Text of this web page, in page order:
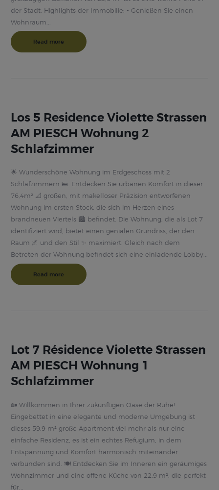
der Stadt. Highlights der Immobilie: - Genießen Sie einen
Wohnraum...
Read more
Los 5 Residence Violette Strassen
AM PIESCH Wohnung 2
Schlafzimmer
🌟 Wunderschöne Wohnung im Erdgeschoss mit 2
Schlafzimmern 🛌. Entdecken Sie urbanen Komfort in dieser
76,4m² 📐 großen, mit makelloser Präzision entworfenen
Wohnung im ersten Stock, die sich im Herzen eines
brandneuen Viertels 🏙️ befindet. Die Wohnung, die als Lot 7
identifiziert wird, bietet einen genialen Grundriss, der den
Raum 🌌 und den Stil ✨ maximiert. Gleich nach dem
Betreten der Wohnung befindet sich eine einladende Lobby...
Read more
Lot 7 Résidence Violette Strassen
AM PIESCH Wohnung 1
Schlafzimmer
🏡 Willkommen in Ihrer zukünftigen Oase der Ruhe!
Eingebettet in eine elegante und moderne Umgebung ist
dieses 59,9 m² große Apartment viel mehr als nur eine
einfache Residenz, es ist ein echtes Refugium, in dem
Entspannung und Komfort harmonisch miteinander
verbunden sind. 🍽️ Entdecken Sie im Inneren ein geräumiges
Wohnzimmer und eine offene Küche von 22,9 m², die perfekt
für...